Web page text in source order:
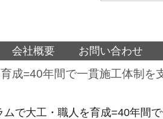
会社概要 お問い合わせ
成=40年間で一貫施工体制を
で大工・職人を育成=40年間